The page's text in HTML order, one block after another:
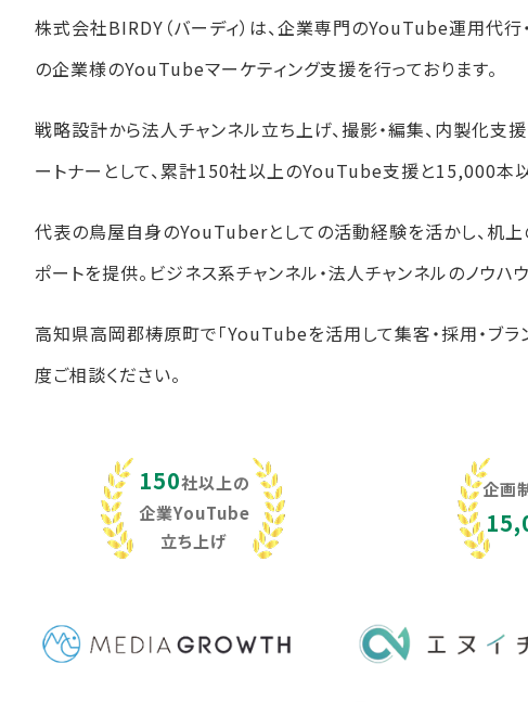
株式会社BIRDY（バーディ）は、企業専門のYouTube運用代行
の企業様のYouTubeマーケティング支援を行っております。
戦略設計から法人チャンネル立ち上げ、撮影・編集、内製化
ートナーとして、累計150社以上のYouTube支援と15,000本
代表の鳥屋自身のYouTuberとしての活動経験を活かし、机上
ポートを提供。ビジネス系チャンネル・法人チャンネルのノウハ
高知県高岡郡梼原町で「YouTubeを活用して集客・採用・ブラ
度ご相談ください。
150社以上の
企業YouTube
立ち上げ
企画